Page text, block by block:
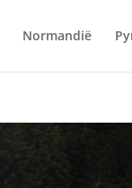
Normandië